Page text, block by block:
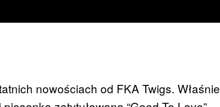
nowościach od FKA Twigs. Właśnie